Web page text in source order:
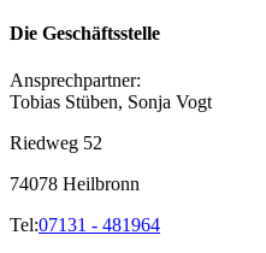
Die Geschäftsstelle
Ansprechpartner:
Tobias Stüben, Sonja Vogt
Riedweg 52
74078 Heilbronn
Tel:07131 - 481964